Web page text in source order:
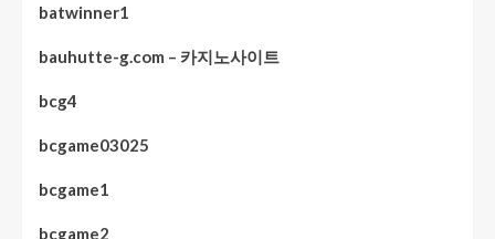
batwinner1
bauhutte-g.com – 카지노사이트
bcg4
bcgame03025
bcgame1
bcgame2